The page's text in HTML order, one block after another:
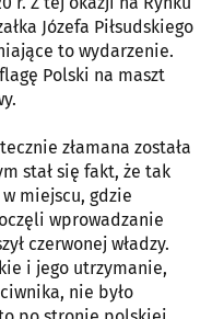
Józefa Piłsudskiego
to wydarzenie.
Polski na maszt
złamana została
stał się fakt, że tak
miejscu, gdzie
wprowadzanie
czerwonej władzy.
i jego utrzymanie,
nie było